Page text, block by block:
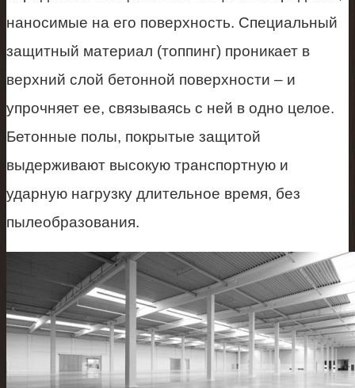
наносимые на его поверхность. Специальный
защитный материал (топпинг) проникает в
верхний слой бетонной поверхности – и
упрочняет ее, связываясь с ней в одно целое.
Бетонные полы, покрытые защитой
выдерживают высокую транспортную и
ударную нагрузку длительное время, без
пылеобразования.